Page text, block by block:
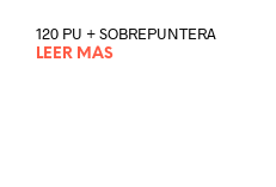
120 PU + SOBREPUNTERA
LEER MÁS